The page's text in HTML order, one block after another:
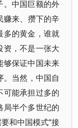
。中国巨额的外
赚来、攒下的辛
多的黄金，谁就
资，不是一张大
够保证中国未来
。当然，中国自
可能承担过多的
局半个多世纪的
和中国模式“接